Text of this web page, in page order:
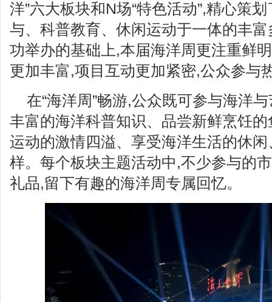
洋”六大板块和N场“特色活动”,精心策
与、科普教育、休闲运动于一体的丰
功举办的基础上,本届海洋周更注重鲜
更加丰富,项目互动更加紧密,公众参与
在“海洋周”畅游,公众既可参与海洋
丰富的海洋科普知识、品尝新鲜烹饪
运动的激情四溢、享受海洋生活的休
样。每个板块主题活动中,不少参与的
礼品,留下有趣的海洋周专属回忆。